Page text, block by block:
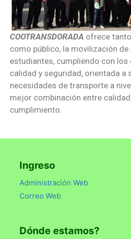
COOTRANSDORADA ofrece
como público, la movilización
estudiantes, cumpliendo con los
calidad y seguridad, orientada a
necesidades de transporte a
mejor combinación entre
cumplimiento.
Ingreso
Administración Web
Correo Web
Dónde estamos?